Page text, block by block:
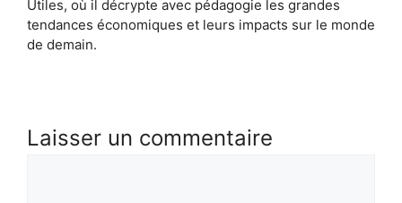
Utiles, où il décrypte avec pédagogie les grandes
tendances économiques et leurs impacts sur le monde
de demain.
Laisser un commentaire